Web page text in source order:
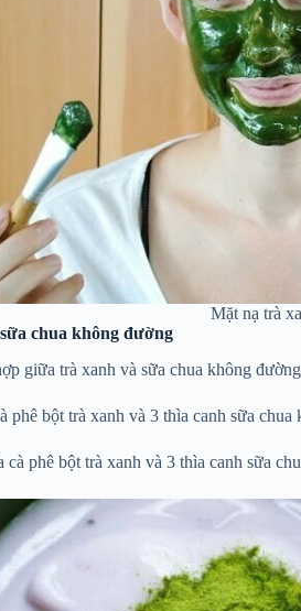
Mặt nạ trà
chua không đường
giữa trà xanh và sữa chua không
phê bột trà xanh và 3 thìa canh sữa chua
cà phê bột trà xanh và 3 thìa canh sữa